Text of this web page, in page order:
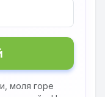
моля горе